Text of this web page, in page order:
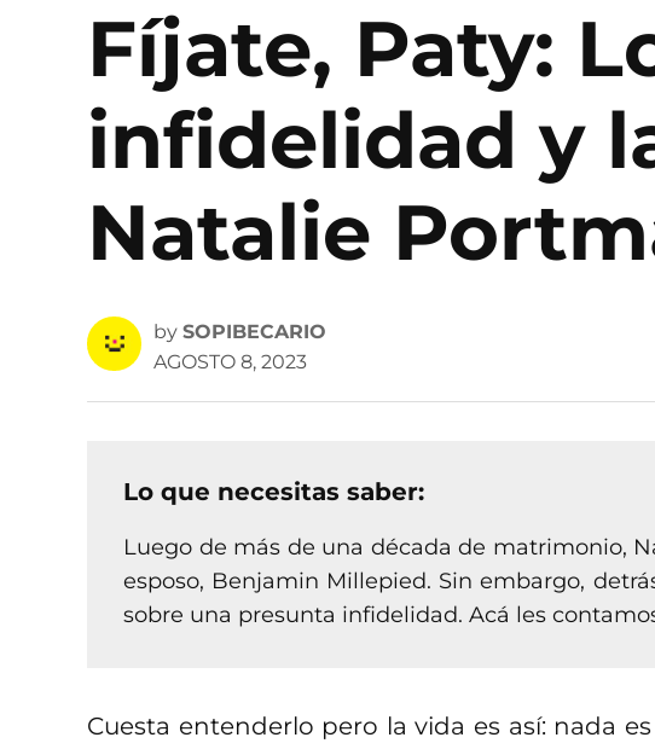
Fíjate, Paty:
infidelidad y
Natalie
by SOPIBECARIO
AGOSTO 8, 2023
Lo que necesitas saber:
Luego de más de una década de matrimonio,
esposo, Benjamin Millepied. Sin embargo,
sobre una presunta infidelidad. Acá les
Cuesta entenderlo pero la vida es así: nada